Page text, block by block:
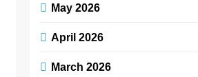
May 2026
April 2026
March 2026